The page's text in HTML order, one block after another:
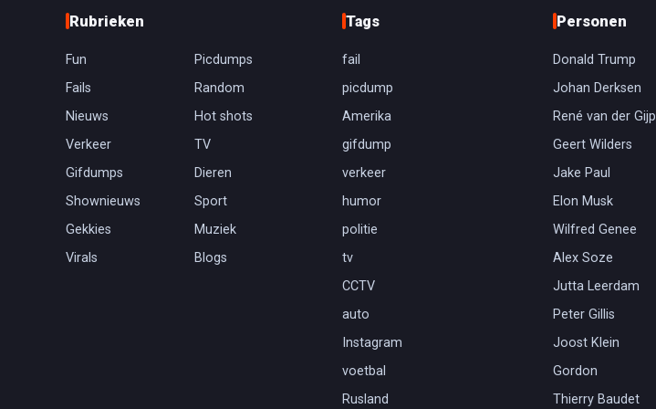
Rubrieken
Fun
Picdumps
Fails
Random
Nieuws
Hot shots
Verkeer
TV
Gifdumps
Dieren
Shownieuws
Sport
Gekkies
Muziek
Virals
Blogs
Tags
fail
picdump
Amerika
gifdump
verkeer
humor
politie
tv
CCTV
auto
Instagram
voetbal
Rusland
Personen
Donald Trump
Johan Derksen
René van der Gijp
Geert Wilders
Jake Paul
Elon Musk
Wilfred Genee
Alex Soze
Jutta Leerdam
Peter Gillis
Joost Klein
Gordon
Thierry Baudet